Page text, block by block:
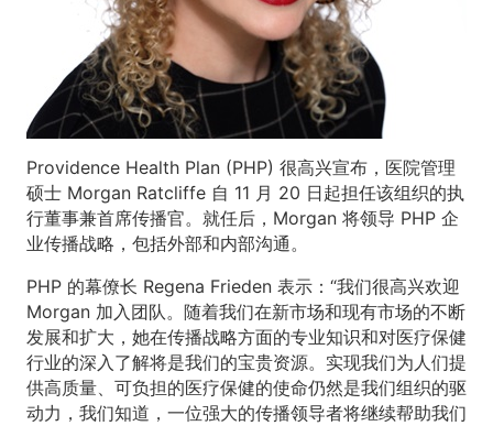
Providence Health Plan (PHP) 很高兴宣布，医院管理
硕士 Morgan Ratcliffe 自 11 月 20 日起担任该组织的执
行董事兼首席传播官。就任后，Morgan 将领导 PHP 企
业传播战略，包括外部和内部沟通。
PHP 的幕僚长 Regena Frieden 表示：“我们很高兴欢迎
Morgan 加入团队。随着我们在新市场和现有市场的不断
发展和扩大，她在传播战略方面的专业知识和对医疗保健
行业的深入了解将是我们的宝贵资源。实现我们为人们提
供高质量、可负担的医疗保健的使命仍然是我们组织的驱
动力，我们知道，一位强大的传播领导者将继续帮助我们